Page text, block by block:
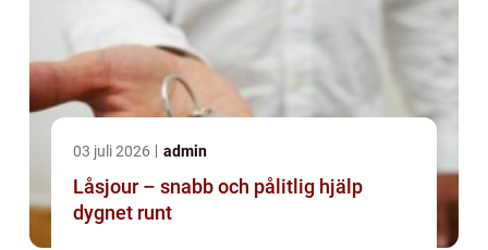
03 juli 2026 admin
Låsjour – snabb och pålitlig hjälp
dygnet runt